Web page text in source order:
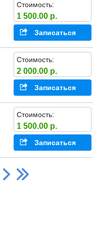
Стоимость:
1 500.00 р.
Записаться
Стоимость:
2 000.00 р.
Записаться
Стоимость:
1 500.00 р.
Записаться